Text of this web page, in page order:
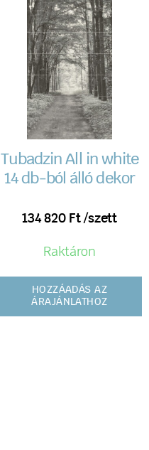
Tubadzin All in white
14 db-ból álló dekor
134 820 Ft /szett
Raktáron
HOZZÁADÁS AZ
ÁRAJÁNLATHOZ